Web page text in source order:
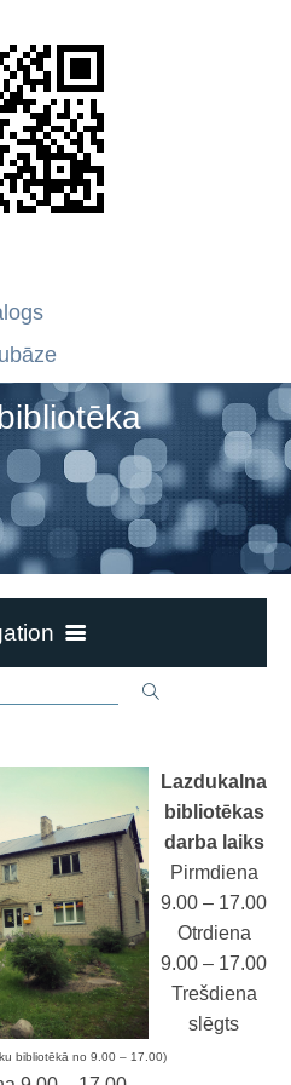
vēsture
laiki
Lazdukalna
bibliotēkas
darba laiks
Pirmdiena
9.00 – 17.00
Otrdiena
9.00 – 17.00
Trešdiena
slēgts
bibliotēkā no 9.00 – 17.00)